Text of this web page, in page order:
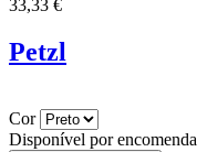
33,33 €
Petzl
Cor
Disponível por encomenda